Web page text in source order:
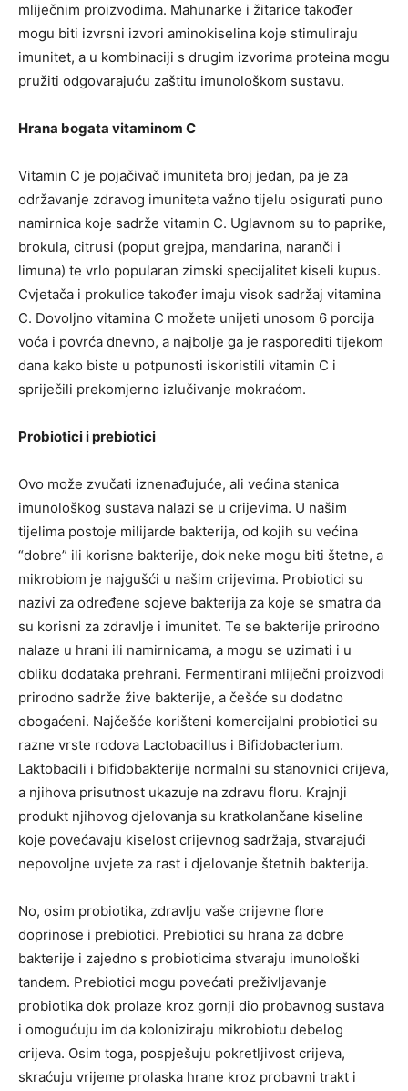
mliječnim proizvodima. Mahunarke i žitarice također
mogu biti izvrsni izvori aminokiselina koje stimuliraju
imunitet, a u kombinaciji s drugim izvorima proteina mogu
pružiti odgovarajuću zaštitu imunološkom sustavu.
Hrana bogata vitaminom C
Vitamin C je pojačivač imuniteta broj jedan, pa je za
održavanje zdravog imuniteta važno tijelu osigurati puno
namirnica koje sadrže vitamin C. Uglavnom su to paprike,
brokula, citrusi (poput grejpa, mandarina, naranči i
limuna) te vrlo popularan zimski specijalitet kiseli kupus.
Cvjetača i prokulice također imaju visok sadržaj vitamina
C. Dovoljno vitamina C možete unijeti unosom 6 porcija
voća i povrća dnevno, a najbolje ga je rasporediti tijekom
dana kako biste u potpunosti iskoristili vitamin C i
spriječili prekomjerno izlučivanje mokraćom.
Probiotici i prebiotici
Ovo može zvučati iznenađujuće, ali većina stanica
imunološkog sustava nalazi se u crijevima. U našim
tijelima postoje milijarde bakterija, od kojih su većina
“dobre” ili korisne bakterije, dok neke mogu biti štetne, a
mikrobiom je najgušći u našim crijevima. Probiotici su
nazivi za određene sojeve bakterija za koje se smatra da
su korisni za zdravlje i imunitet. Te se bakterije prirodno
nalaze u hrani ili namirnicama, a mogu se uzimati i u
obliku dodataka prehrani. Fermentirani mliječni proizvodi
prirodno sadrže žive bakterije, a češće su dodatno
obogaćeni. Najčešće korišteni komercijalni probiotici su
razne vrste rodova Lactobacillus i Bifidobacterium.
Laktobacili i bifidobakterije normalni su stanovnici crijeva,
a njihova prisutnost ukazuje na zdravu floru. Krajnji
produkt njihovog djelovanja su kratkolančane kiseline
koje povećavaju kiselost crijevnog sadržaja, stvarajući
nepovoljne uvjete za rast i djelovanje štetnih bakterija.
No, osim probiotika, zdravlju vaše crijevne flore
doprinose i prebiotici. Prebiotici su hrana za dobre
bakterije i zajedno s probioticima stvaraju imunološki
tandem. Prebiotici mogu povećati preživljavanje
probiotika dok prolaze kroz gornji dio probavnog sustava
i omogućuju im da koloniziraju mikrobiotu debelog
crijeva. Osim toga, pospješuju pokretljivost crijeva,
skraćuju vrijeme prolaska hrane kroz probavni trakt i